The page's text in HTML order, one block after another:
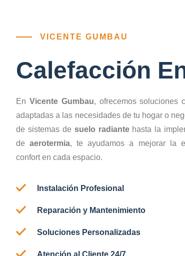
VICENTE GUMBAU
Calefacción
En Vicente Gumbau, ofrecemos soluciones
adaptadas a las necesidades de tu hogar o
de sistemas de suelo radiantehasta la
deaerotermia, te ayudamos a mejorar la
confort en cada espacio.
Instalación Profesional
Reparación y Mantenimiento
Soluciones Personalizadas
Atención al Cliente 24/7